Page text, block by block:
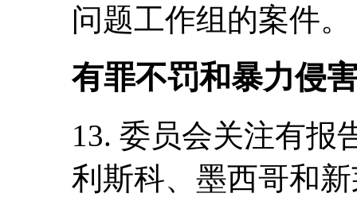
问题工作组的案件。
有罪不罚和暴力侵
13. 委员会关注有报
利斯科、墨西哥和